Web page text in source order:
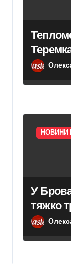
дерев
НОВИНИ
У
тяжко